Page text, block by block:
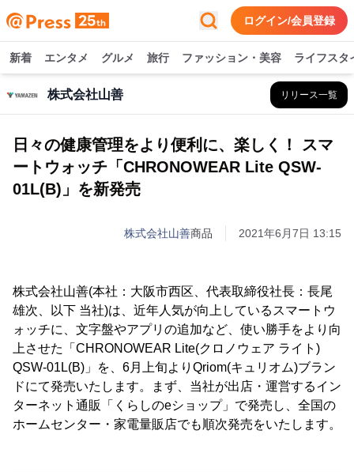
ログイン/会員登録
新着 エンタメ グルメ 旅行 ファッション・美容 ライフスタ
株式会社山善 リリース一覧
日々の健康管理をより便利に、楽しく！ スマ
ートウォッチ「CHRONOWEAR Lite QSW-
01L(B)」を新発売
株式会社山善商品 2021年6月7日 13:15
株式会社山善(本社：大阪市西区、代表取締役社長：長尾
雄次、以下 当社)は、近年人気が向上しているスマートウ
ォッチに、文字盤やアプリの追加など、使い勝手をより向
上させた「CHRONOWEAR Lite(クロノウェア ライト)
QSW-01L(B)」を、6月上旬よりQriom(キュリオム)ブラン
ドにて発売いたします。まず、当社が出店・運営するイン
ターネット通販「くらしのeショップ」で発売し、全国の
ホームセンター・家電量販店でも順次発売をいたします。